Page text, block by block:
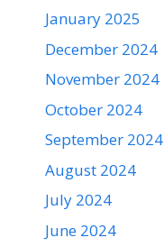
January 2025
December 2024
November 2024
October 2024
September 2024
August 2024
July 2024
June 2024